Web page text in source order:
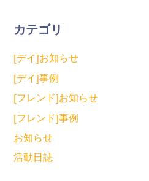
カテゴリ
[デイ]お知らせ
[デイ]事例
[フレンド]お知らせ
[フレンド]事例
お知らせ
活動日誌